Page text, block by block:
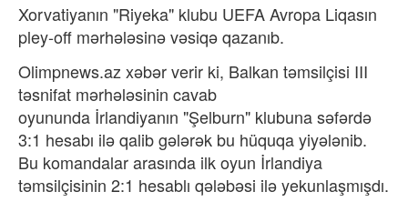
Xorvatiyanın "Riyeka" klubu UEFA Avropa Liqasın
pley-off mərhələsinə vəsiqə qazanıb.
Olimpnews.az xəbər verir ki, Balkan təmsilçisi III
təsnifat mərhələsinin cavab
oyununda İrlandiyanın "Şelburn" klubuna səfərdə
3:1 hesabı ilə qalib gələrək bu hüquqa yiyələnib.
Bu komandalar arasında ilk oyun İrlandiya
təmsilçisinin 2:1 hesablı qələbəsi ilə yekunlaşmışdı.